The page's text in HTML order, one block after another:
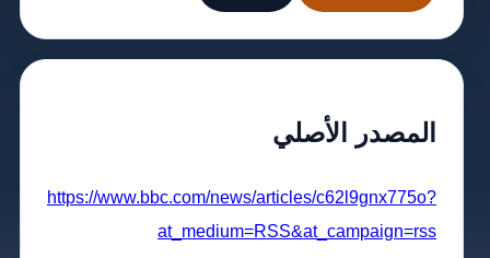
المصدر الأصلي
https://www.bbc.com/news/articles/c62l9gnx775o?
at_medium=RSS&at_campaign=rss